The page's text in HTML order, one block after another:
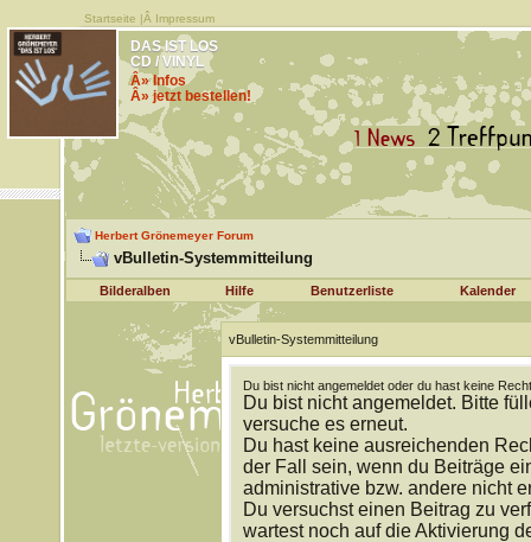
Startseite |Â Impressum
DAS IST LOS
CD / VINYL
Â» Infos
Â» jetzt bestellen!
Herbert Grönemeyer Forum
vBulletin-Systemmitteilung
Bilderalben Hilfe Benutzerliste Kalender
vBulletin-Systemmitteilung
Du bist nicht angemeldet oder du hast keine
Du bist nicht angemeldet. Bitte
versuche es erneut.
Du hast keine ausreichenden
der Fall sein, wenn du Beiträge
administrative bzw. andere nicht
Du versuchst einen Beitrag zu
wartest noch auf die Aktivierung